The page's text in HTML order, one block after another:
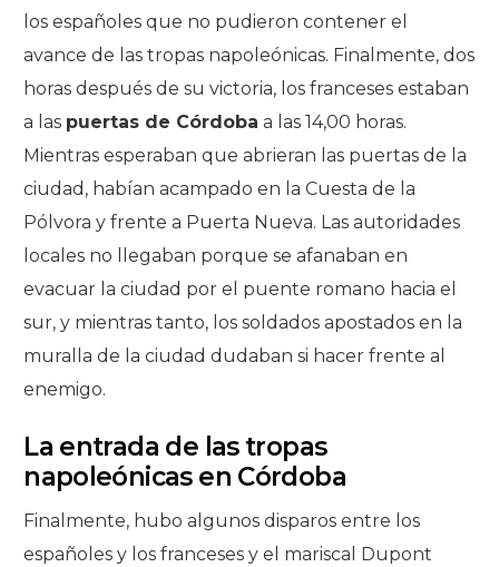
los españoles que no pudieron contener el
avance de las tropas napoleónicas. Finalmente, dos
horas después de su victoria, los franceses estaban
a las puertas de Córdoba a las 14,00 horas.
Mientras esperaban que abrieran las puertas de la
ciudad, habían acampado en la Cuesta de la
Pólvora y frente a Puerta Nueva. Las autoridades
locales no llegaban porque se afanaban en
evacuar la ciudad por el puente romano hacia el
sur, y mientras tanto, los soldados apostados en la
muralla de la ciudad dudaban si hacer frente al
enemigo.
La entrada de las tropas
napoleónicas en Córdoba
Finalmente, hubo algunos disparos entre los
españoles y los franceses y el mariscal Dupont